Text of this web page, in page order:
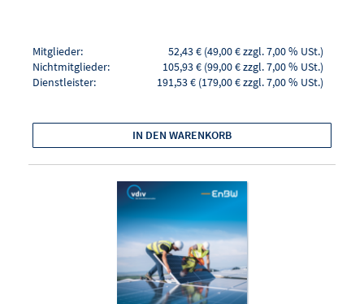
Mitglieder:
52,43 € (49,00 € zzgl. 7,00 % USt.)
Nichtmitglieder:
105,93 € (99,00 € zzgl. 7,00 % USt.)
Dienstleister:
191,53 € (179,00 € zzgl. 7,00 % USt.)
IN DEN WARENKORB